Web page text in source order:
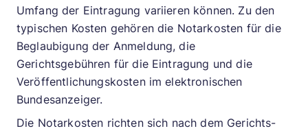
Umfang der Eintragung variieren können. Zu den
typischen Kosten gehören die Notarkosten für die
Beglaubigung der Anmeldung, die
Gerichtsgebühren für die Eintragung und die
Veröffentlichungskosten im elektronischen
Bundesanzeiger.
Die Notarkosten richten sich nach dem Gerichts-